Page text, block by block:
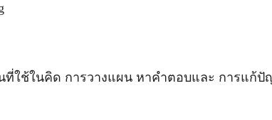
ใช้ในคิด การวางแผน หาคำตอบและ การแก้ปั